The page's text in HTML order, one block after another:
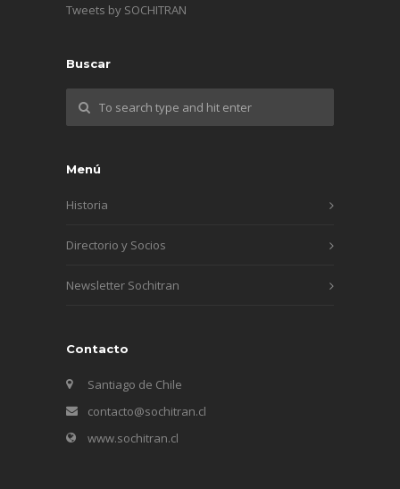
Tweets by SOCHITRAN
Buscar
Menú
Historia
Directorio y Socios
Newsletter Sochitran
Contacto
Santiago de Chile
contacto@sochitran.cl
www.sochitran.cl